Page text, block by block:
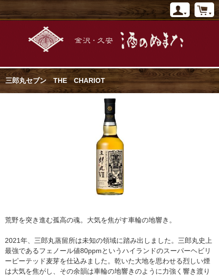
三郎丸セブン THE CHARIOT
荒野を突き進む孤高の魂。大気を焦がす車輪の地響き。
2021年、三郎丸蒸留所は未知の領域に踏み出しました。三郎丸史上
最強であるフェノール値80ppmというハイランドのスーパーヘビリ
ーピーテッド麦芽を仕込みました。乾いた大地を思わせる烈しい煙
は大気を焦がし、その余韻は車輪の地響きのように力強く響き渡り